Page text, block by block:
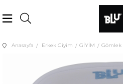
Anasayfa Erkek Giyim GİYİM Gömlek